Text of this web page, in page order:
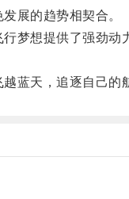
展的趋势相契合。
梦想提供了强劲动
蓝天，追逐自己的